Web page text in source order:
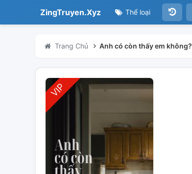
ZingTruyen.Xyz Thể loại
Trang Chủ Anh có còn thấy em không?